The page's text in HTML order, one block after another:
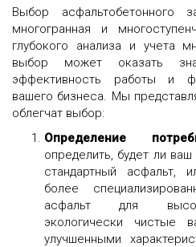
Выбор
многогранная и
глубокого анализа и учета
выбор может оказать
эффективность работы и
вашего бизнеса. Мы
облегчат выбор:
Определение
определить, будет ли
стандартный асфальт,
более
асфальт для
экологически чистые
улучшенными